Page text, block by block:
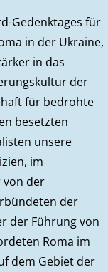
Gedenktages für
in der Ukraine,
in das
der
für bedrohte
besetzten
unsere
im
von der
der
der Führung von
Roma im
dem Gebiet der